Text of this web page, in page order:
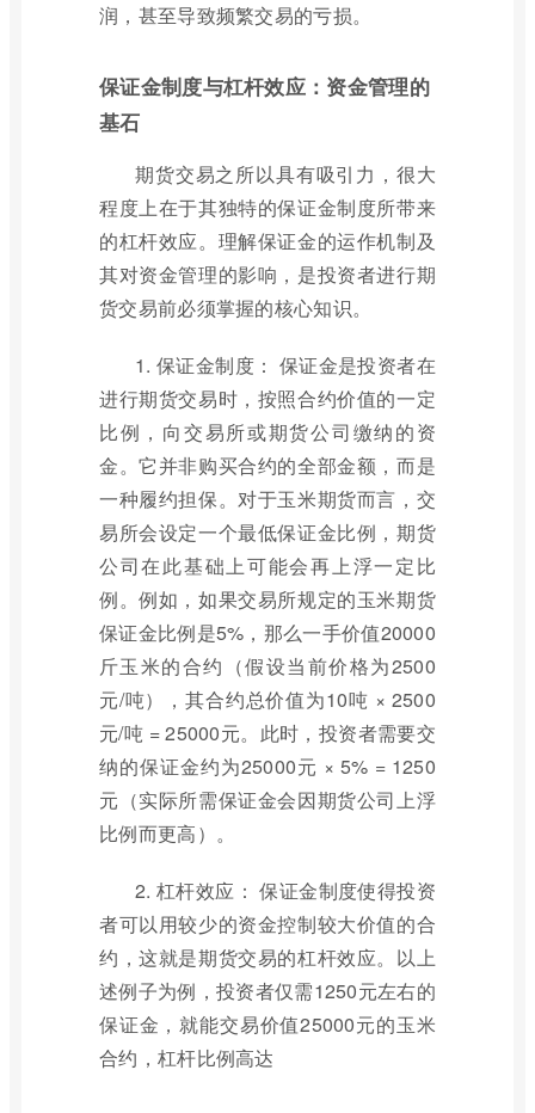
润，甚至导致频繁交易的亏损。
保证金制度与杠杆效应：资金管理的
基石
期货交易之所以具有吸引力，很大
程度上在于其独特的保证金制度所带来
的杠杆效应。理解保证金的运作机制及
其对资金管理的影响，是投资者进行期
货交易前必须掌握的核心知识。
1. 保证金制度： 保证金是投资者在
进行期货交易时，按照合约价值的一定
比例，向交易所或期货公司缴纳的资
金。它并非购买合约的全部金额，而是
一种履约担保。对于玉米期货而言，交
易所会设定一个最低保证金比例，期货
公司在此基础上可能会再上浮一定比
例。例如，如果交易所规定的玉米期货
保证金比例是5%，那么一手价值20000
斤玉米的合约（假设当前价格为2500
元/吨），其合约总价值为10吨 × 2500
元/吨 = 25000元。此时，投资者需要交
纳的保证金约为25000元 × 5% = 1250
元（实际所需保证金会因期货公司上浮
比例而更高）。
2. 杠杆效应： 保证金制度使得投资
者可以用较少的资金控制较大价值的合
约，这就是期货交易的杠杆效应。以上
述例子为例，投资者仅需1250元左右的
保证金，就能交易价值25000元的玉米
合约，杠杆比例高达